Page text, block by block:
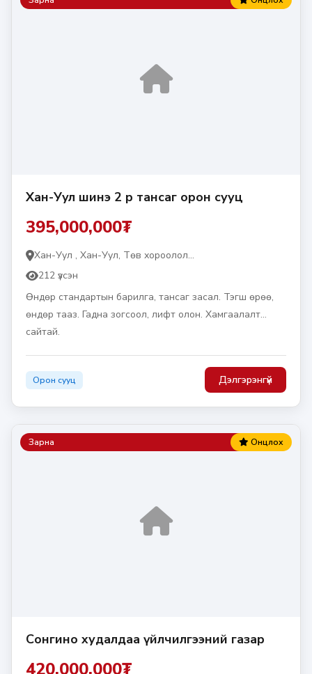
Хан-Уул шинэ 2 өрөө тансаг орон сууц
395,000,000₮
Хан-Уул , Хан-Уул, Төв хороолол...
212 үзсэн
Өндөр стандартын барилга, тансаг засал. Тэгш өрөө,
өндөр тааз. Гадна зогсоол, лифт олон. Хамгаалалт
сайтай.
Орон сууц Дэлгэрэнгүй
Зарна Онцлох
Сонгино худалдаа үйлчилгээний газар
420,000,000₮